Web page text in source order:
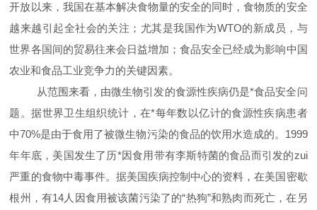
开放以来，我国在基本解决食物量的安全的同时，食物质的安全
越来越引起全社会的关注；尤其是我国作为WTO的新成员，与
世界各国间的贸易往来会日益增加；食品安全已经成为影响中国
农业和食品工业竞争力的关键因素。
从范围来看，由微生物引发的食源性疾病仍是*食品安全问
题。据世界卫生组织统计，在*每年数以亿计的食源性疾病患者
中70%是由于食用了被微生物污染的食品的饮用水造成的。 1999
年年底，美国发生了历*因食用带有李斯特菌的食品而引发的zui
严重的食物中毒事件。据美国疾病控制中心的资料，在美国密歇
根州，有14人因食用被该菌污染了的“热狗”和熟肉而死亡，在另